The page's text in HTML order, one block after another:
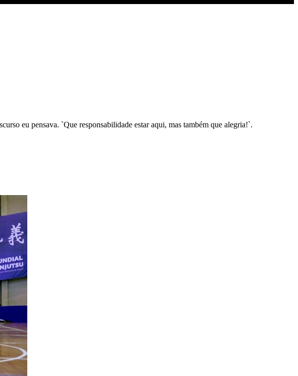
eu pensava. `Que responsabilidade estar aqui, mas também que alegria!`.